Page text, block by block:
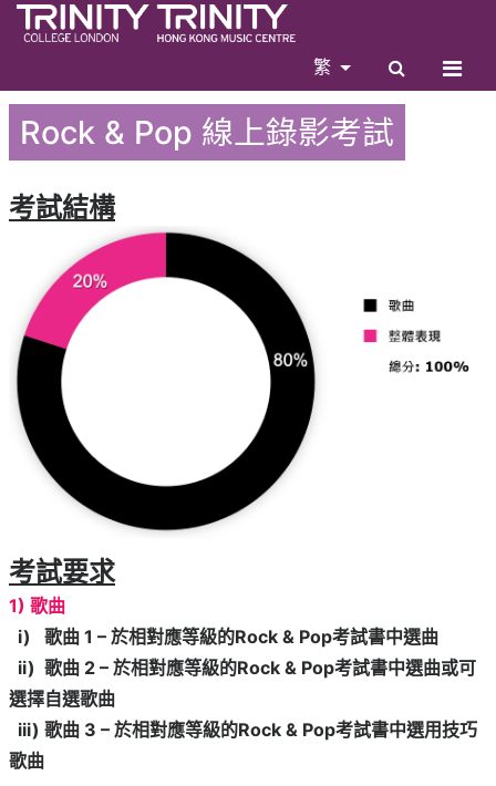
繁
Rock & Pop 線上錄影考試
考試結構
考試要求
1) 歌曲
i) 歌曲 1 – 於相對應等級的Rock & Pop考試書中選曲
ii) 歌曲 2 – 於相對應等級的Rock & Pop考試書中選曲或可
選擇自選歌曲
iii) 歌曲 3 – 於相對應等級的Rock & Pop考試書中選用技巧
歌曲